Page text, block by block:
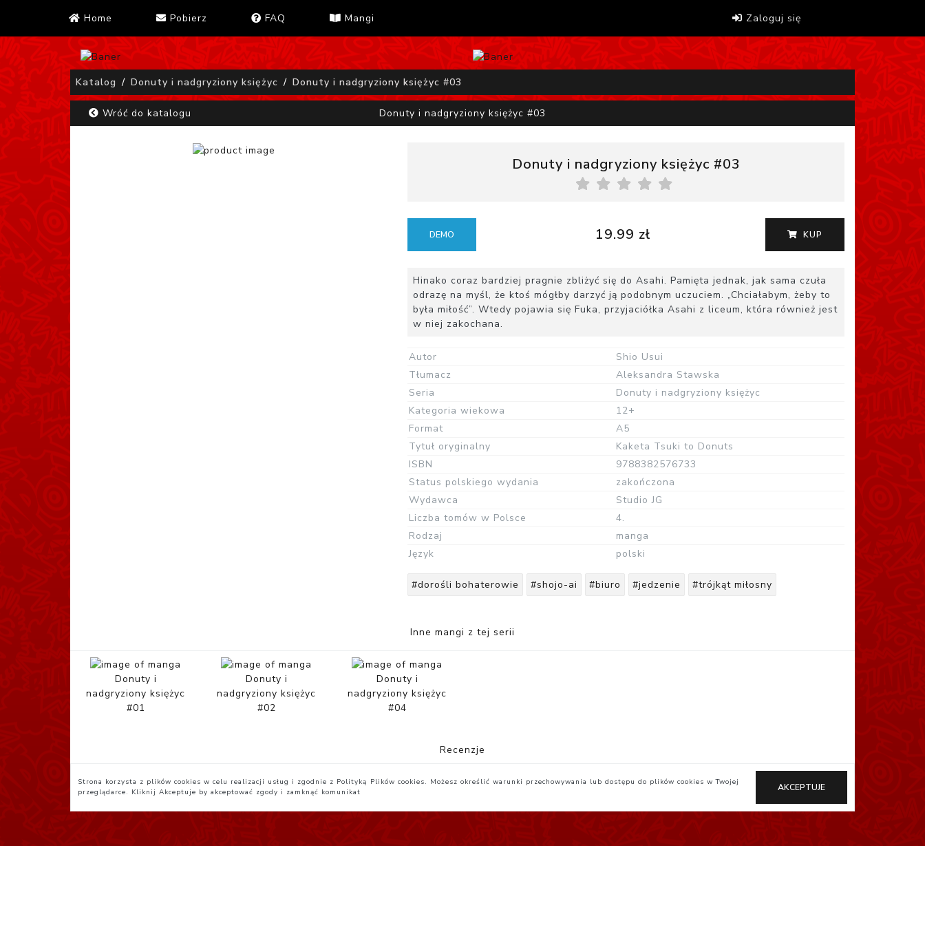
Home Pobierz FAQ Mangi Zaloguj się
Katalog Donuty i nadgryziony księżyc Donuty i nadgryziony księżyc #03
Wróć do katalogu Donuty i nadgryziony księżyc #03
Donuty i nadgryziony księżyc #03
DEMO 19.99 zł KUP
Hinako coraz bardziej pragnie zbliżyć się do Asahi. Pamięta jednak, jak sama czuła
odrazę na myśl, że ktoś mógłby darzyć ją podobnym uczuciem. „Chciałabym, żeby to
była miłość”. Wtedy pojawia się Fuka, przyjaciółka Asahi z liceum, która również jest
w niej zakochana.
Autor
Shio Usui
Tłumacz
Aleksandra Stawska
Seria
Donuty i nadgryziony księżyc
Kategoria wiekowa
12+
Format
A5
Tytuł oryginalny
Kaketa Tsuki to Donuts
ISBN
9788382576733
Status polskiego wydania
zakończona
Wydawca
Studio JG
Liczba tomów w Polsce
4.
Rodzaj
manga
Język
polski
#dorośli bohaterowie #shojo-ai #biuro #jedzenie #trójkąt miłosny
Inne mangi z tej serii
Donuty i
nadgryziony księżyc
#01
Donuty i
nadgryziony księżyc
#02
Donuty i
nadgryziony księżyc
#04
Recenzje
Strona korzysta z plików cookies w celu realizacji usług i zgodnie z Polityką Plików cookies. Możesz określić warunki przechowywania lub dostępu do plików cookies w Twojej
przeglądarce. Kliknij Akceptuje by akceptować zgody i zamknąć komunikat AKCEPTUJE